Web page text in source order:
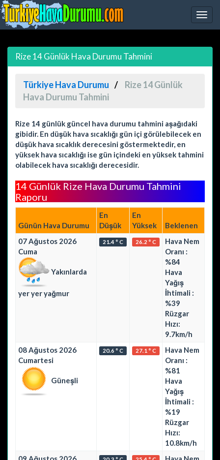
Rize 14 Günlük Hava Durumu Tahmini
Türkiye Hava Durumu
Rize 14 Günlük
Hava Durumu Tahmini
Rize 14 günlük güncel hava durumu tahmini aşağıdaki
gibidir. En düşük hava sıcaklığı gün içi görülebilecek en
düşük hava sıcaklık derecesini göstermektedir, en
yüksek hava sıcaklığı ise gün içindeki en yüksek tahmini
olabilecek hava sıcaklığı derecesidir.
14 Günlük Rize Hava Durumu Tahmini
Raporu
Günün Hava Durumu
En
Düşük
En
Yüksek
Beklenen
07 Ağustos 2026
Cuma
Yakınlarda
yer yer yağmur
21.4 ° C 26.2 ° C
Hava Nem
Oranı :
%84
Hava
Yağış
İhtimali :
%39
Rüzgar
Hızı:
9.7km/h
08 Ağustos 2026
Cumartesi
Güneşli
20.6 ° C 27.1 ° C
Hava Nem
Oranı :
%81
Hava
Yağış
İhtimali :
%19
Rüzgar
Hızı:
10.8km/h